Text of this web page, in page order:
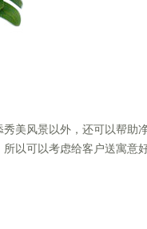
美风景以外，还可以帮助
以可以考虑给客户送寓意